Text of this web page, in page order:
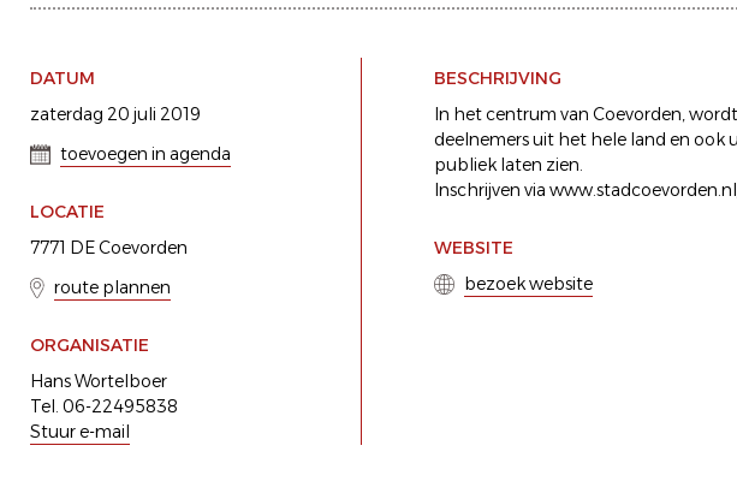
DATUM
zaterdag 20 juli 2019
toevoegen in agenda
LOCATIE
7771 DE Coevorden
route plannen
ORGANISATIE
Hans Wortelboer
Tel. 06-22495838
Stuur e-mail
BESCHRIJVING
In het centrum van Coevorden,
deelnemers uit het hele land en ook
publiek laten zien.
Inschrijven via
WEBSITE
bezoek website